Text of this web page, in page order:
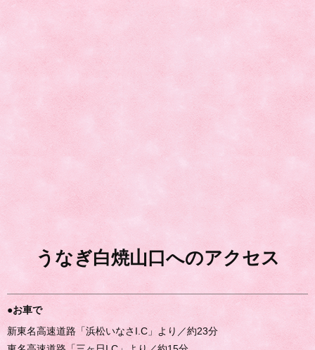
うなぎ白焼山口へのアクセス
●お車で
新東名高速道路「浜松いなさI.C」より／約23分